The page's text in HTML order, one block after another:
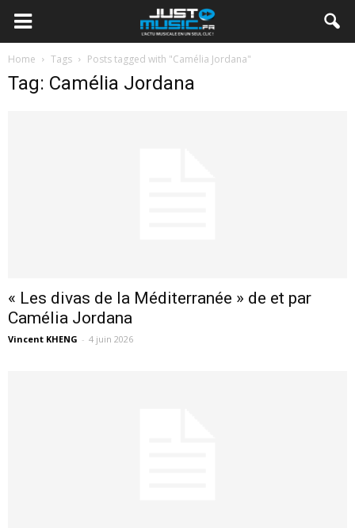
Home Tags Posts tagged with "Camélia Jordana"
Tag: Camélia Jordana
« Les divas de la Méditerranée » de et par
Camélia Jordana
Vincent KHENG - 4 juin 2026